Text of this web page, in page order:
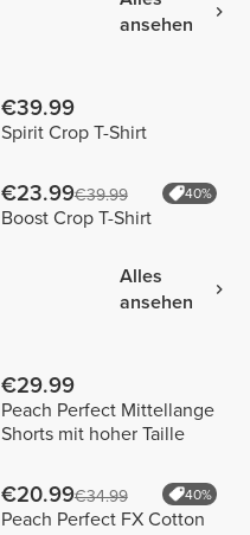
ansehen
€39.99
Spirit Crop T-Shirt
€23.99€39.99 40%
Boost Crop T-Shirt
Alles
ansehen
€29.99
Peach Perfect Mittellange
Shorts mit hoher Taille
€20.99€34.99 40%
Peach Perfect FX Cotton